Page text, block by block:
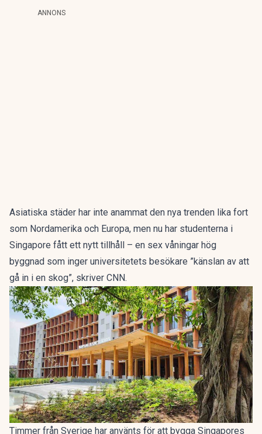
ANNONS
Asiatiska städer har inte anammat den nya trenden lika fort
som Nordamerika och Europa, men nu har studenterna i
Singapore fått ett nytt tillhåll – en sex våningar hög
byggnad som inger universitetets besökare ”känslan av att
gå in i en skog”, skriver CNN.
Timmer från Sverige har använts för att bygga Singapores